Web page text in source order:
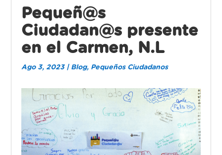
Pequeñ@s
Ciudadan@s presente
en el Carmen, N.L
Ago 3, 2023| Blog, Pequeños Ciudadanos